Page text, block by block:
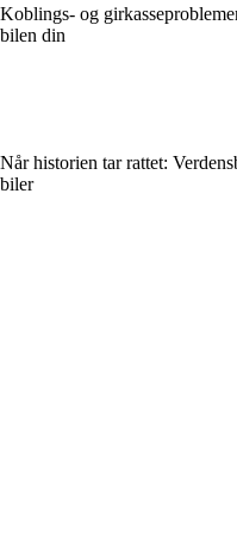
Koblings- og
bilen din
Når historien tar rattet:
biler